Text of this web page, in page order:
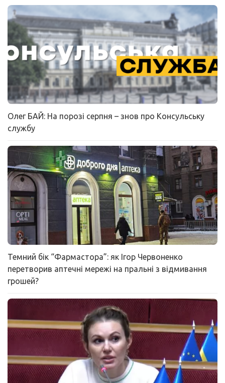
Олег БАЙ: На порозі серпня – знов про Консульську
службу
Темний бік “Фармастора”: як Ігор Червоненко
перетворив аптечні мережі на пральні з відмивання
грошей?